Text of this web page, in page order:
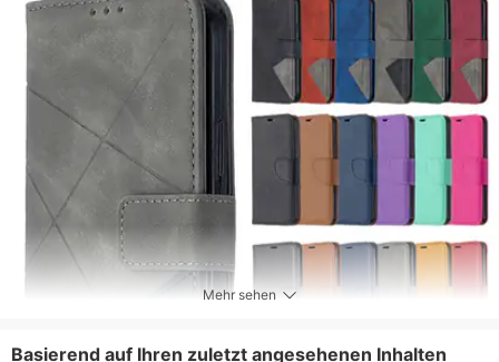
Mehr sehen
Basierend auf Ihren zuletzt angesehenen Inhalten